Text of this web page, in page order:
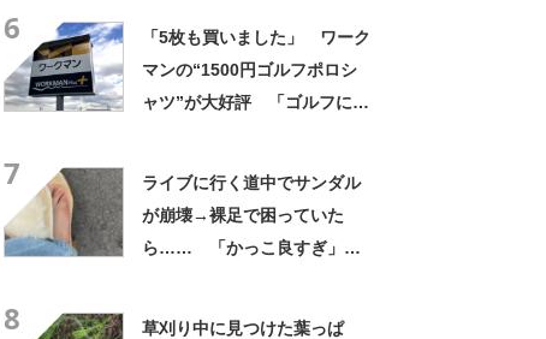
6
「5枚も買いました」 ワーク
マンの“1500円ゴルフポロシ
ャツ”が大好評 「ゴルフにも
7
ライブに行く道中でサンダル
が崩壊→裸足で困っていた
ら…… 「かっこ良すぎ」ま
8
草刈り中に見つけた葉っぱ